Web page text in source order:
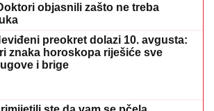
objasnili zašto ne treba
preokret dolazi 10. avgusta:
znaka horoskopa riješiće sve
i brige